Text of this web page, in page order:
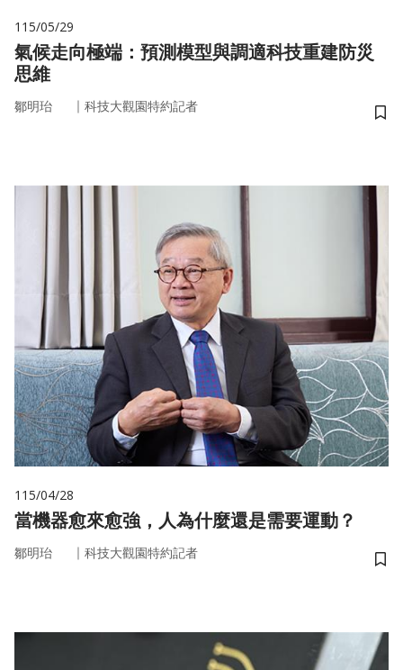
115/05/29
氣候走向極端：預測模型與調適科技重建防災
思維
鄒明珆 ｜ 科技大觀園特約記者
儲
115/04/28
當機器愈來愈強，人為什麼還是需要運動？
鄒明珆 ｜ 科技大觀園特約記者
儲